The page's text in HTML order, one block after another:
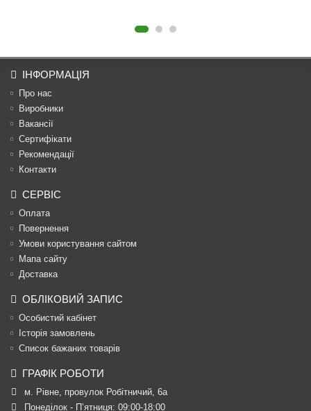
ІНФОРМАЦІЯ
Про нас
Виробники
Вакансії
Сертифікати
Рекомендації
Контакти
СЕРВІС
Оплата
Повернення
Умови користування сайтом
Мапа сайту
Доставка
ОБЛІКОВИЙ ЗАПИС
Особистий кабінет
Історія замовлень
Список бажаних товарів
ГРАФІК РОБОТИ
м. Рівне, провулок Робітничий, 6а
Понеділок - П’ятниця: 09:00-18:00